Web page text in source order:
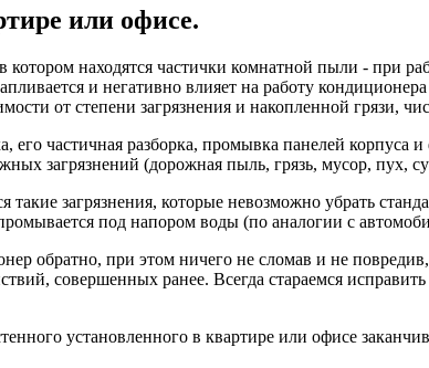
или офисе.
находятся частички комнатной пыли - при
и негативно влияет на работу
от степени загрязнения и накопленной грязи,
его частичная разборка, промывка панелей
загрязнений (дорожная пыль, грязь, мусор, пух,
такие загрязнения, которые невозможно убрать
под напором воды (по аналогии с
обратно, при этом ничего не сломав и не
совершенных ранее. Всегда стараемся
установленного в квартире или офисе